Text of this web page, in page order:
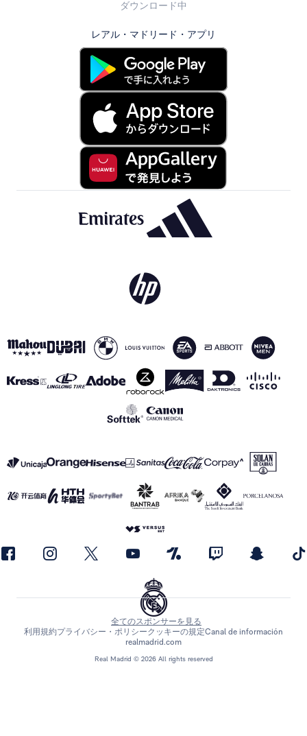
ダウンロード中
レアル・マドリード・アプリ
Real Madrid © 2026 All rights reserved
全てのスポンサーを見る
利用規約プライバシー・ポリシークッキーの規定Canal de información
realmadrid.com